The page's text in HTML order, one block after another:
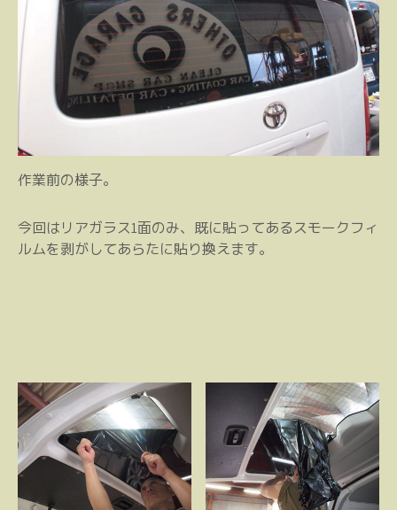
作業前の様子。
今回はリアガラス1面のみ、既に貼ってあるスモークフィ
ルムを剥がしてあらたに貼り換えます。